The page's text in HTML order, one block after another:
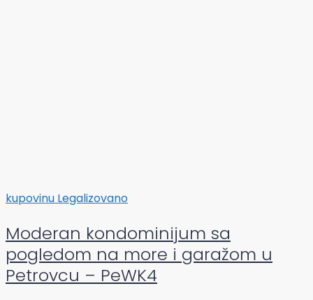
kupovinu Legalizovano
Moderan kondominijum sa
pogledom na more i garažom u
Petrovcu – PeWK4